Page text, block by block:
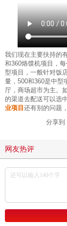
我们现在主要扶持的
和360烙馍机项目，
型项目，一般针对饭
量，500和360是中型
厅，商场超市为主。
的渠道去配送可以选
业项目 还有别的问题
分享到
网友热评